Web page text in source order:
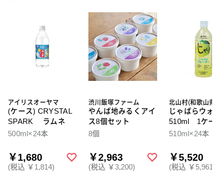
アイリスオーヤマ
(ケース) CRYSTAL
SPARK ラムネ
500ml×24本
￥1,680
(税込 ￥1,814)
渋川飯塚ファーム
やんば地みるくアイ
ス8個セット
8個
￥2,963
(税込 ￥3,200)
北山村(和歌山県)
じゃばらウォ
510ml 1ケー
本入
510ml×24本
￥5,520
(税込 ￥5,961)